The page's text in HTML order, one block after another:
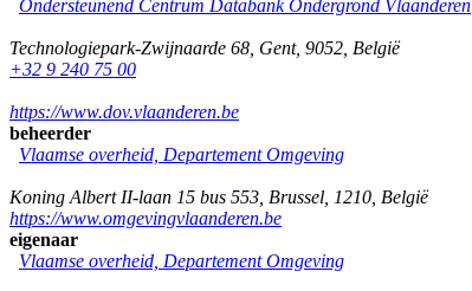
Ondersteunend Centrum Databank Ondergrond Vlaanderen
Technologiepark-Zwijnaarde 68 Gent, 9052 België
+32 9 240 75 00
https://www.dov.vlaanderen.be
beheerder
Vlaamse overheid, Departement Omgeving
Koning Albert II-laan 15 bus 553 Brussel 1210 België
https://www.omgevingvlaanderen.be
eigenaar
Vlaamse overheid, Departement Omgeving